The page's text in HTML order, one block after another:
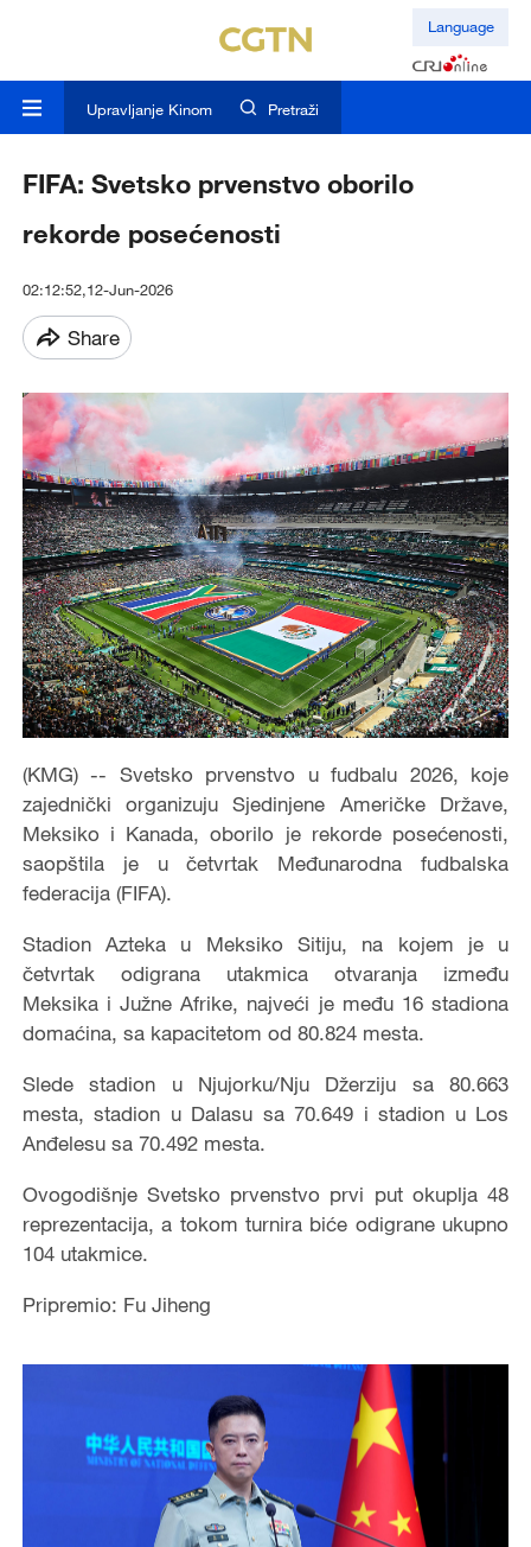
Language
Upravljanje Kinom Pretraži
FIFA: Svetsko prvenstvo oborilo
rekorde posećenosti
02:12:52,12-Jun-2026
Share
(KMG) -- Svetsko prvenstvo u fudbalu 2026, koje
zajednički organizuju Sjedinjene Američke Države,
Meksiko i Kanada, oborilo je rekorde posećenosti,
saopštila je u četvrtak Međunarodna fudbalska
federacija (FIFA).
Stadion Azteka u Meksiko Sitiju, na kojem je u
četvrtak odigrana utakmica otvaranja između
Meksika i Južne Afrike, najveći je među 16 stadiona
domaćina, sa kapacitetom od 80.824 mesta.
Slede stadion u Njujorku/Nju Džerziju sa 80.663
mesta, stadion u Dalasu sa 70.649 i stadion u Los
Anđelesu sa 70.492 mesta.
Ovogodišnje Svetsko prvenstvo prvi put okuplja 48
reprezentacija, a tokom turnira biće odigrane ukupno
104 utakmice.
Pripremio: Fu Jiheng